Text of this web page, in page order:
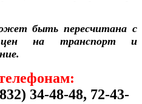
быть пересчитана с
цен на транспорт и
34-48-48, 72-43-